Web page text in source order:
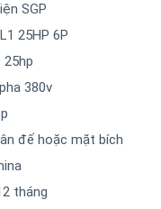
SGP
25HP 6P
25hp
380v
đế hoặc mặt bích
tháng